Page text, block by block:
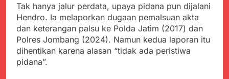
Tak hanya jalur perdata, upaya pidana pun dijalani
Hendro. Ia melaporkan dugaan pemalsuan akta
dan keterangan palsu ke Polda Jatim (2017) dan
Polres Jombang (2024). Namun kedua laporan itu
dihentikan karena alasan “tidak ada peristiwa
pidana”.